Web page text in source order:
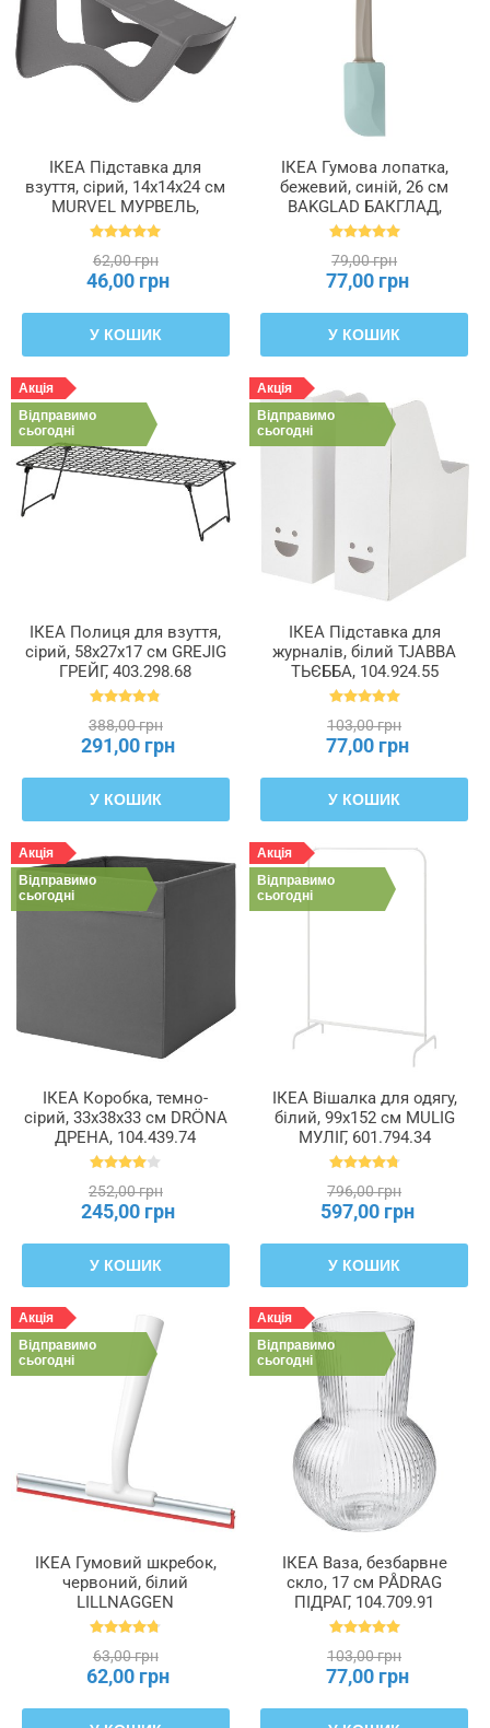
ІКЕА Підставка для
взуття, сірий, 14x14x24 см
MURVEL МУРВЕЛЬ,
204.348.32
62,00 грн
46,00 грн
У КОШИК
ІКЕА Гумова лопатка,
бежевий, синій, 26 см
BAKGLAD БАКГЛАД,
204.855.48
79,00 грн
77,00 грн
У КОШИК
Акція
Відправимо
сьогодні
ІКЕА Полиця для взуття,
сірий, 58x27x17 см GREJIG
ГРЕЙГ, 403.298.68
388,00 грн
291,00 грн
У КОШИК
Акція
Відправимо
сьогодні
ІКЕА Підставка для
журналів, білий TJABBA
ТЬЄББА, 104.924.55
103,00 грн
77,00 грн
У КОШИК
Акція
Відправимо
сьогодні
ІКЕА Коробка, темно-
сірий, 33x38x33 см DRÖNA
ДРЕНА, 104.439.74
252,00 грн
245,00 грн
У КОШИК
Акція
Відправимо
сьогодні
ІКЕА Вішалка для одягу,
білий, 99x152 см MULIG
МУЛІГ, 601.794.34
796,00 грн
597,00 грн
У КОШИК
Акція
Відправимо
сьогодні
ІКЕА Гумовий шкребок,
червоний, білий
LILLNAGGEN
ЛІЛЛЬНАГЕН, 402.435.96
63,00 грн
62,00 грн
Акція
Відправимо
сьогодні
ІКЕА Ваза, безбарвне
скло, 17 см PÅDRAG
ПІДРАГ, 104.709.91
103,00 грн
77,00 грн